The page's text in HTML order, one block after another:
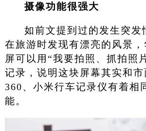
摄像功能很强大
如前文提到过的发生突发
在旅游时发现有漂亮的风景
屏可以用“我要拍照、抓拍照
记录，说明这块屏幕其实和市
360、小米行车记录仪有着相
能。